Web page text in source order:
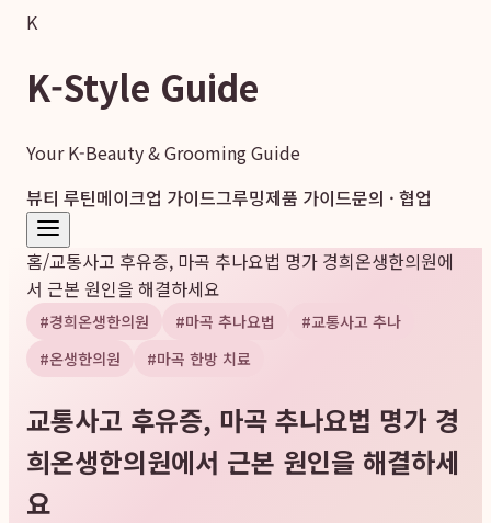
K
K-Style Guide
Your K-Beauty & Grooming Guide
뷰티 루틴메이크업 가이드그루밍제품 가이드문의 · 협업
홈/교통사고 후유증, 마곡 추나요법 명가 경희온생한의원에
서 근본 원인을 해결하세요
#경희온생한의원 #마곡 추나요법 #교통사고 추나
#온생한의원 #마곡 한방 치료
교통사고 후유증, 마곡 추나요법 명가 경
희온생한의원에서 근본 원인을 해결하세
요